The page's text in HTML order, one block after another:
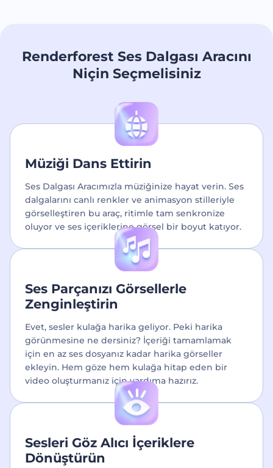
Renderforest Ses Dalgası Aracını
Niçin Seçmelisiniz
Müziği Dans Ettirin
Ses Dalgası Aracımızla müziğinize hayat verin. Ses
dalgalarını canlı renkler ve animasyon stilleriyle
görselleştiren bu araç, ritimle tam senkronize
oluyor ve ses içeriklerine görsel bir boyut katıyor.
Ses Parçanızı Görsellerle
Zenginleştirin
Evet, sesler kulağa harika geliyor. Peki harika
görünmesine ne dersiniz? İçeriği tamamlamak
için en az ses dosyanız kadar harika görseller
ekleyin. Hem göze hem kulağa hitap eden bir
video oluşturmanız için yardıma hazırız.
Sesleri Göz Alıcı İçeriklere
Dönüştürün